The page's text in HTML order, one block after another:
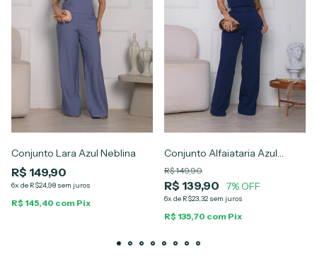
Conjunto Lara Azul Neblina
R$ 149,90
6x de R$24,98 sem juros
R$ 145,40 com Pix
Conjunto Alfaiataria Azul
Marinho Alana
R$ 149,90
R$ 139,90 7% OFF
6x de R$23,32 sem juros
R$ 135,70 com Pix